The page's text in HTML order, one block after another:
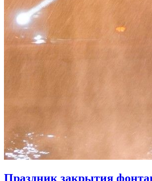
Праздник закрытия